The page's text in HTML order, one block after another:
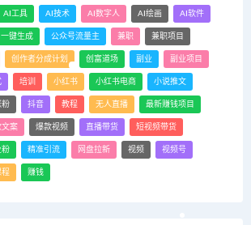
AI工具 AI技术 AI数字人 AI绘画 AI软件
一键生成 公众号流量主 兼职 兼职项目
创作者分成计划 创富道场 副业 副业项目
培训 小红书 小红书电商 小说推文
粉 抖音 教程 无人直播 最新赚钱项目
文案 爆款视频 直播带货 短视频带货
粉 精准引流 网盘拉新 视频 视频号
程 赚钱